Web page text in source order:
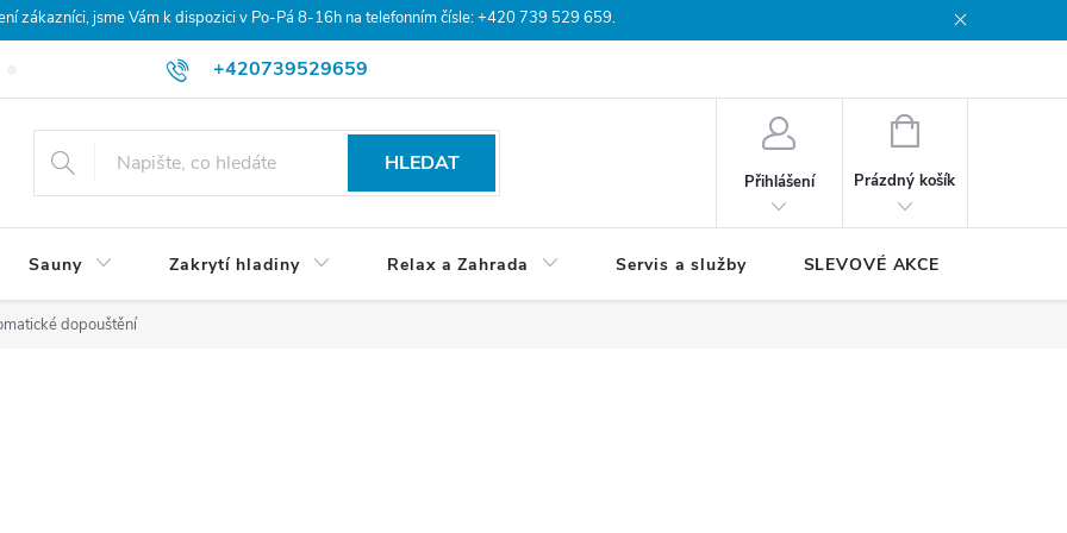
zákazníci, jsme Vám k dispozici v Po-Pá 8-16h na telefonním čísle: +420 739 529 659.
+420739529659
Hodnocení obchodu Doprava a platba
HLEDAT
Přihlášení
NÁKUPNÍ
Prázdný košík
Sauny Zakrytí hladiny Relax a Zahrada Servis a služby SLEVOVÉ AKCE
dopouštění